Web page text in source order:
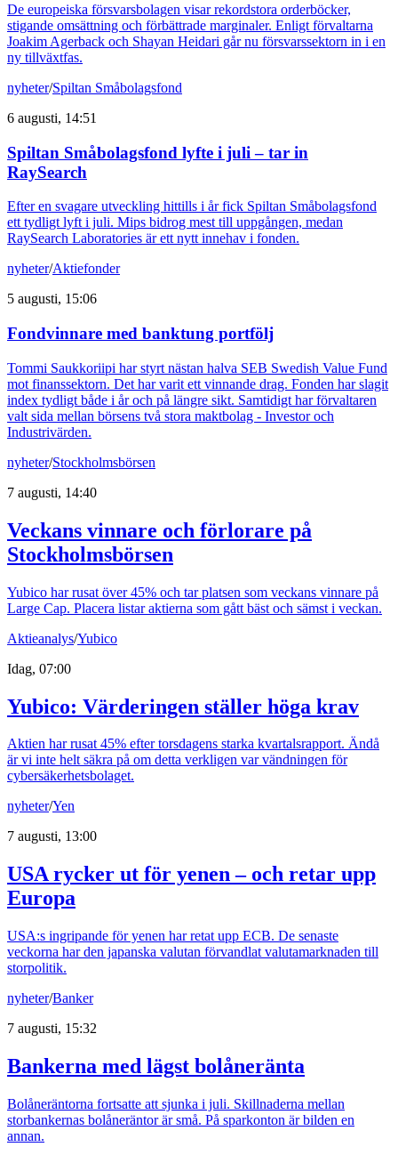
De europeiska försvarsbolagen visar rekordstora orderböcker,
stigande omsättning och förbättrade marginaler. Enligt förvaltarna
Joakim Agerback och Shayan Heidari går nu försvarssektorn in i en
ny tillväxtfas.
nyheter/Spiltan Småbolagsfond
6 augusti, 14:51
Spiltan Småbolagsfond lyfte i juli – tar in
RaySearch
Efter en svagare utveckling hittills i år fick Spiltan Småbolagsfond
ett tydligt lyft i juli. Mips bidrog mest till uppgången, medan
RaySearch Laboratories är ett nytt innehav i fonden.
nyheter/Aktiefonder
5 augusti, 15:06
Fondvinnare med banktung portfölj
Tommi Saukkoriipi har styrt nästan halva SEB Swedish Value Fund
mot finanssektorn. Det har varit ett vinnande drag. Fonden har slagit
index tydligt både i år och på längre sikt. Samtidigt har förvaltaren
valt sida mellan börsens två stora maktbolag - Investor och
Industrivärden.
nyheter/Stockholmsbörsen
7 augusti, 14:40
Veckans vinnare och förlorare på
Stockholmsbörsen
Yubico har rusat över 45% och tar platsen som veckans vinnare på
Large Cap. Placera listar aktierna som gått bäst och sämst i veckan.
Aktieanalys/Yubico
Idag, 07:00
Yubico: Värderingen ställer höga krav
Aktien har rusat 45% efter torsdagens starka kvartalsrapport. Ändå
är vi inte helt säkra på om detta verkligen var vändningen för
cybersäkerhetsbolaget.
nyheter/Yen
7 augusti, 13:00
USA rycker ut för yenen – och retar upp
Europa
USA:s ingripande för yenen har retat upp ECB. De senaste
veckorna har den japanska valutan förvandlat valutamarknaden till
storpolitik.
nyheter/Banker
7 augusti, 15:32
Bankerna med lägst bolåneränta
Bolåneräntorna fortsatte att sjunka i juli. Skillnaderna mellan
storbankernas bolåneräntor är små. På sparkonton är bilden en
annan.